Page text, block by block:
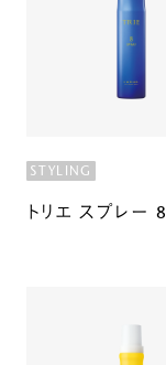
STYLING
トリエ スプレー 8